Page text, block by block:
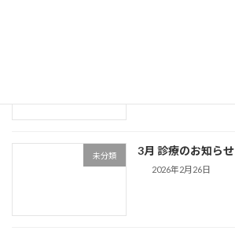
未分類 3月 診療のお知らせ
2026年2月26日